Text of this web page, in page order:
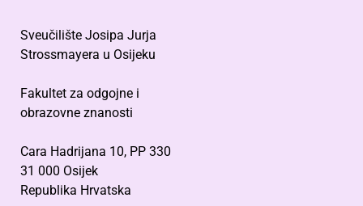
Sveučilište Josipa Jurja
Strossmayera u Osijeku
Fakultet za odgojne i
obrazovne znanosti
Cara Hadrijana 10, PP 330
31 000 Osijek
Republika Hrvatska